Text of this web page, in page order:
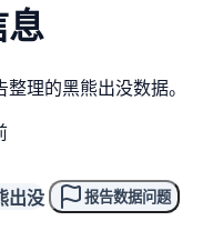
息
理的黑熊出没数据。
出没 报告数据问题